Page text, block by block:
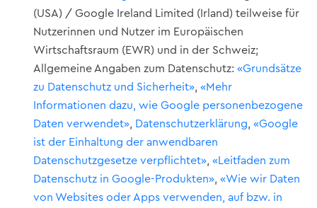
(USA) / Google Ireland Limited (Irland) teilweise für
Nutzerinnen und Nutzer im Europäischen
Wirtschaftsraum (EWR) und in der Schweiz;
Allgemeine Angaben zum Datenschutz: «Grundsätze
zu Datenschutz und Sicherheit», «Mehr
Informationen dazu, wie Google personenbezogene
Daten verwendet», Datenschutzerklärung, «Google
ist der Einhaltung der anwendbaren
Datenschutzgesetze verpflichtet», «Leitfaden zum
Datenschutz in Google-Produkten», «Wie wir Daten
von Websites oder Apps verwenden, auf bzw. in